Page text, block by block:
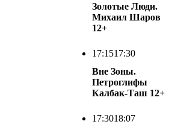
Золотые Люди.
Михаил Шаров
12+
17:1517:30
Вне Зоны.
Петроглифы
Калбак-Таш 12+
17:3018:07